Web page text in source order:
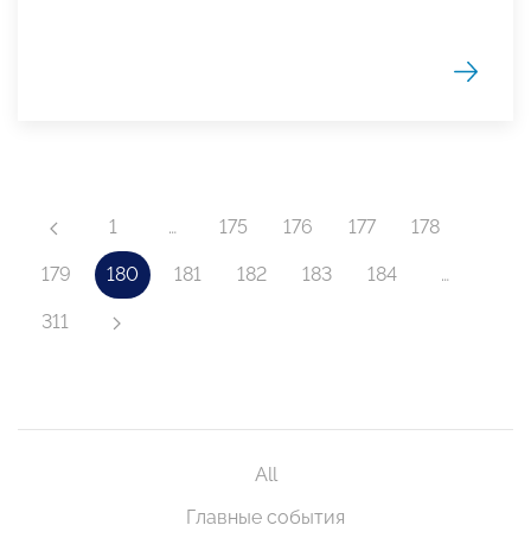
1 … 175 176 177 178
179 180 181 182 183 184 …
311
All
Главные события